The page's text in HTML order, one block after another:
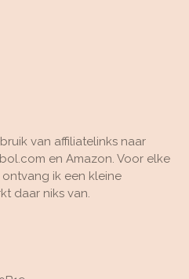
van affiliatelinks naar
en Amazon. Voor elke
ik een kleine
daar niks van.